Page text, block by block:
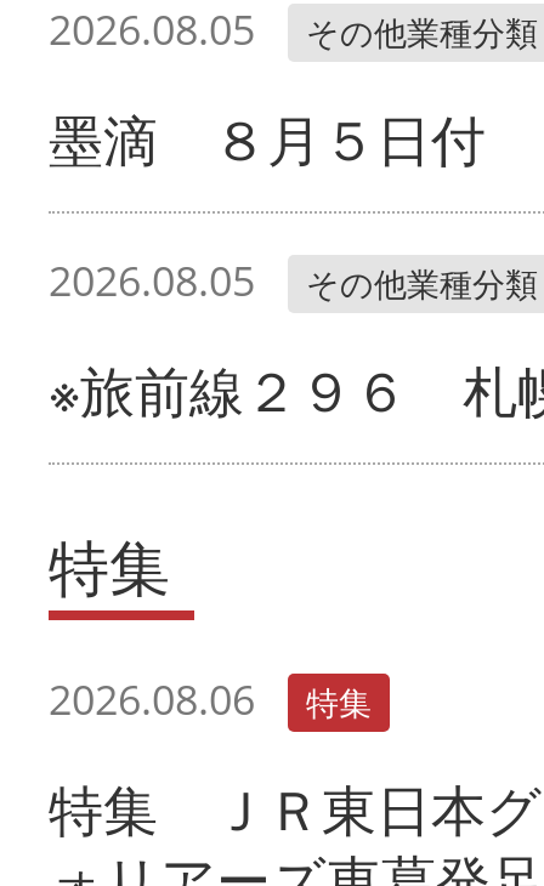
2026.08.05 その他業種分類
墨滴 ８月５日付
2026.08.05 その他業種分類
※旅前線２９６ 札
特集
2026.08.06 特集
特集 ＪＲ東日本